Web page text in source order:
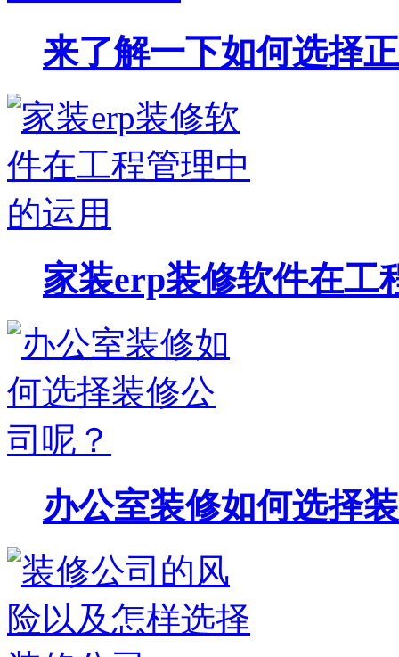
来了解一下如何选择
家装erp装修软件在工
办公室装修如何选择